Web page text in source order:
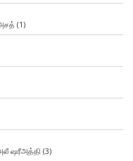
(1)
ஷரீஅத்தி (3)